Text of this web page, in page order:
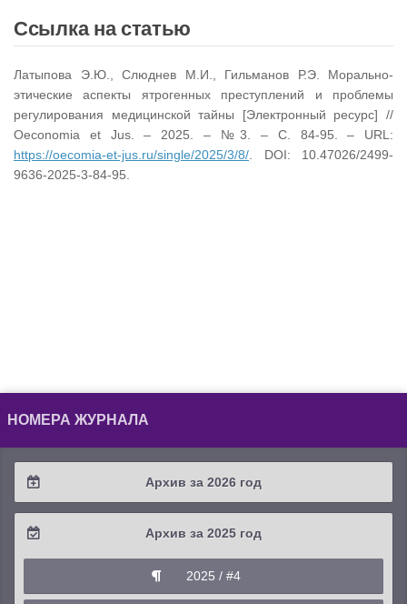
Ссылка на статью
Латыпова Э.Ю., Слюднев М.И., Гильманов Р.Э. Морально-
этические аспекты ятрогенных преступлений и проблемы
регулирования медицинской тайны [Электронный ресурс] //
Oeconomia et Jus. – 2025. – №3. – С. 84-95. – URL:
https://oecomia-et-jus.ru/single/2025/3/8/ . DOI: 10.47026/2499-
9636-2025-3-84-95.
НОМЕРА ЖУРНАЛА
Архив за 2026 год
2026 / #2
2026 / #1
Архив за 2025 год
2025 / #4